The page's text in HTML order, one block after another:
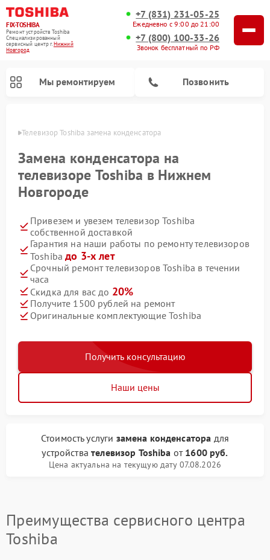
FIX-TOSHIBA
Ремонт устройств Toshiba
Специализированный
cервисный центр г.Нижний
Новгород
+7 (831) 231-05-25
Ежедневно с 9:00 до 21:00
+7 (800) 100-33-26
Звонок бесплатный по РФ
Мы ремонтируем Позвонить
Телевизор Toshiba замена конденсатора
Замена конденсатора на
телевизоре Toshiba в Нижнем
Новгороде
Привезем и увезем телевизор Toshiba
собственной доставкой
Гарантия на наши работы по ремонту телевизоров
Toshibaдо 3-х лет
Срочный ремонт телевизоров Toshiba в течении
часа
Скидка для вас до 20%
Получите 1500 рублей на ремонт
Оригинальные комплектующие Toshiba
Получить консультацию
Наши цены
Стоимость услуги замена конденсатора для
устройствателевизор Toshiba от 1600 руб.
Цена актуальна на текущую дату 07.08.2026
Преимущества сервисного центра
Toshiba